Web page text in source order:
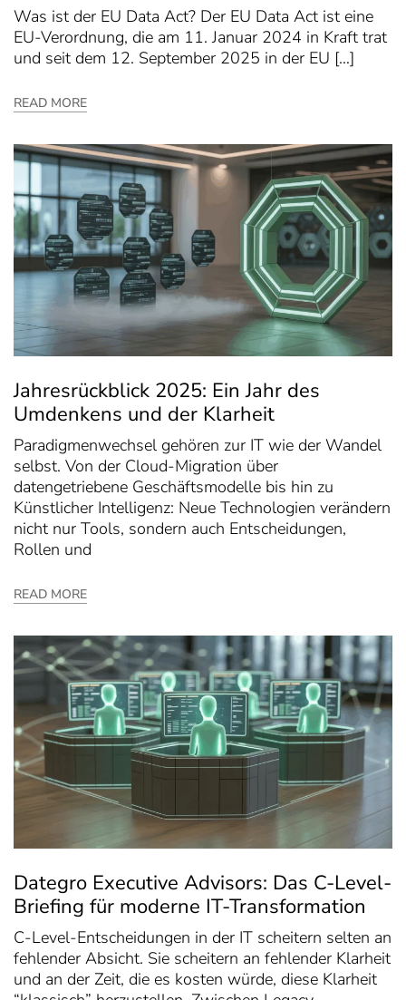
Was ist der EU Data Act? Der EU Data Act ist eine
EU-Verordnung, die am 11. Januar 2024 in Kraft trat
und seit dem 12. September 2025 in der EU […]
READ MORE
Jahresrückblick 2025: Ein Jahr des
Umdenkens und der Klarheit
Paradigmenwechsel gehören zur IT wie der Wandel
selbst. Von der Cloud-Migration über
datengetriebene Geschäftsmodelle bis hin zu
Künstlicher Intelligenz: Neue Technologien verändern
nicht nur Tools, sondern auch Entscheidungen,
Rollen und
READ MORE
Dategro Executive Advisors: Das C-Level-
Briefing für moderne IT-Transformation
C-Level-Entscheidungen in der IT scheitern selten an
fehlender Absicht. Sie scheitern an fehlender Klarheit
und an der Zeit, die es kosten würde, diese Klarheit